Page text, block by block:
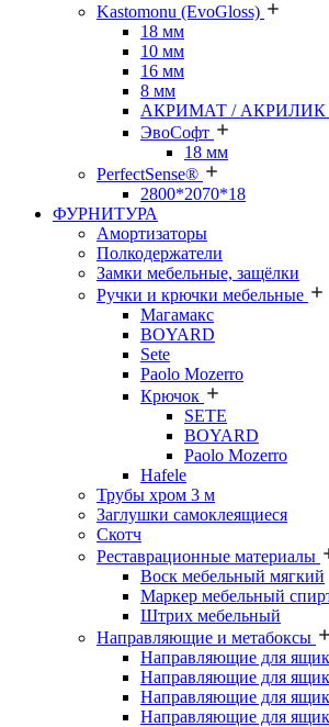
Kastomonu (EvoGloss)
18 мм
10 мм
16 мм
8 мм
АКРИМАТ / АКРИЛИК
ЭвоСофт
18 мм
PerfectSense®
2800*2070*18
ФУРНИТУРА
Амортизаторы
Полкодержатели
Замки мебельные, защёлки
Ручки и крючки мебельные
Магамакс
BOYARD
Sete
Paolo Mozerro
Крючок
SETE
BOYARD
Paolo Mozerro
Hafele
Трубы хром 3 м
Заглушки самоклеящиеся
Скотч
Реставрационные материалы
Воск мебельный мягкий
Маркер мебельный
Штрих мебельный
Направляющие и метабоксы
Направляющие для
Направляющие для
Направляющие для
Направляющие для